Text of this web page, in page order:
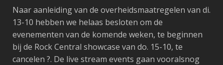
Naar aanleiding van de overheidsmaatregelen van di.
13-10 hebben we helaas besloten om de
evenementen van de komende weken, te beginnen
bij de Rock Central showcase van do. 15-10, te
cancelen ?. De live stream events gaan vooralsnog